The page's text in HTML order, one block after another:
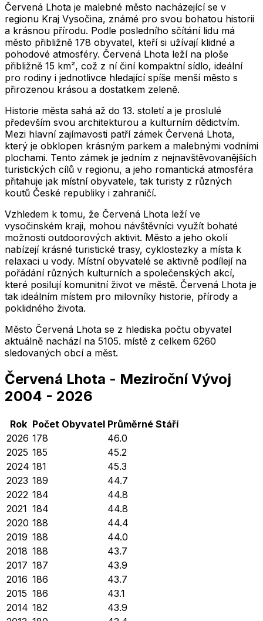
Červená Lhota je malebné město nacházející se v
regionu Kraj Vysočina, známé pro svou bohatou historii
a krásnou přírodu. Podle posledního sčítání lidu má
město přibližně 178 obyvatel, kteří si užívají klidné a
pohodové atmosféry. Červená Lhota leží na ploše
přibližně 15 km², což z ní činí kompaktní sídlo, ideální
pro rodiny i jednotlivce hledající spíše menší město s
přirozenou krásou a dostatkem zeleně.
Historie města sahá až do 13. století a je proslulé
především svou architekturou a kulturním dědictvím.
Mezi hlavní zajímavosti patří zámek Červená Lhota,
který je obklopen krásným parkem a malebnými vodními
plochami. Tento zámek je jedním z nejnavštěvovanějších
turistických cílů v regionu, a jeho romantická atmosféra
přitahuje jak místní obyvatele, tak turisty z různých
koutů České republiky i zahraničí.
Vzhledem k tomu, že Červená Lhota leží ve
vysočinském kraji, mohou návštěvníci využít bohaté
možnosti outdoorových aktivit. Město a jeho okolí
nabízejí krásné turistické trasy, cyklostezky a místa k
relaxaci u vody. Místní obyvatelé se aktivně podílejí na
pořádání různých kulturních a společenských akcí,
které posilují komunitní život ve městě. Červená Lhota je
tak ideálním místem pro milovníky historie, přírody a
poklidného života.
Město Červená Lhota se z hlediska počtu obyvatel
aktuálně nachází na 5105. místě z celkem 6260
sledovaných obcí a měst.
Červená Lhota - Meziroční Vývoj
2004 - 2026
Rok Počet Obyvatel Průměrné Stáří
2026 178
46.0
2025 185
45.2
2024 181
45.3
2023 189
44.7
2022 184
44.8
2021 184
44.8
2020 188
44.4
2019 188
44.0
2018 188
43.7
2017 187
43.9
2016 186
43.7
2015 186
43.1
2014 182
43.9